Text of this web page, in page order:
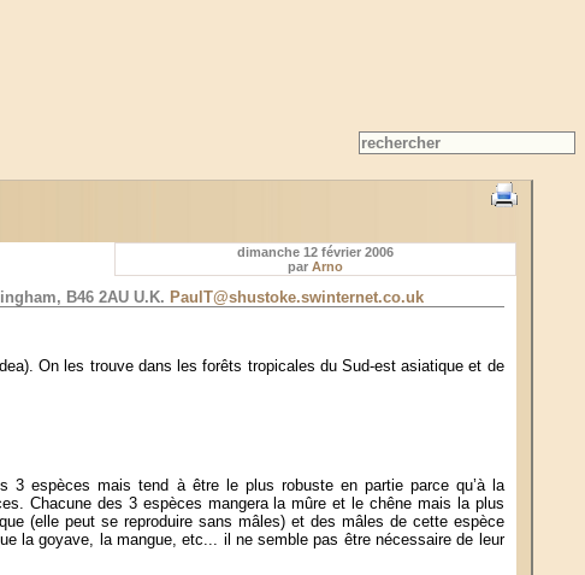
dimanche 12 février 2006
par Arno
B46 2AU U.K. PaulT@shustoke.swinternet.co.uk
On les trouve dans les forêts tropicales du Sud-est asiatique et de
3 espèces mais tend à être le plus robuste en partie parce qu’à la
Chacune des 3 espèces mangera la mûre et le chêne mais la plus
(elle peut se reproduire sans mâles) et des mâles de cette espèce
la goyave, la mangue, etc... il ne semble pas être nécessaire de leur